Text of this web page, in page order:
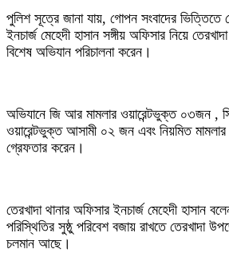
পুলিশ সূত্রে জানা যায়, গোপন সংবাদের ভিত্তিতে
ইনচার্জ মেহেদী হাসান সঙ্গীয় অফিসার নিয়ে
বিশেষ অভিযান পরিচালনা করেন।
অভিযানে জি আর মামলার ওয়ারেন্টভুক্ত ০৩জন ,
ওয়ারেন্টভুক্ত আসামী ০২ জন এবং নিয়মিত
গ্রেফতার করেন।
তেরখাদা থানার অফিসার ইনচার্জ মেহেদী হাসান
পরিস্থিতির সুষ্ঠু পরিবেশ বজায় রাখতে তেরখাদা
চলমান আছে।